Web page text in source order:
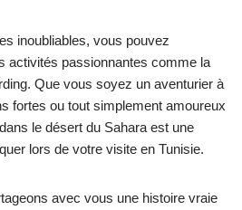
inoubliables, vous pouvez
activités passionnantes comme la
Que vous soyez un aventurier à
fortes ou tout simplement amoureux
le désert du Sahara est une
lors de votre visite en Tunisie.
avec vous une histoire vraie